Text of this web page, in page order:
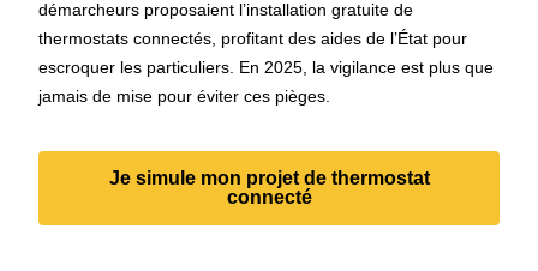
démarcheurs proposaient l’installation gratuite de
thermostats connectés, profitant des aides de l’État pour
escroquer les particuliers. En 2025, la vigilance est plus que
jamais de mise pour éviter ces pièges.
Je simule mon projet de thermostat
connecté